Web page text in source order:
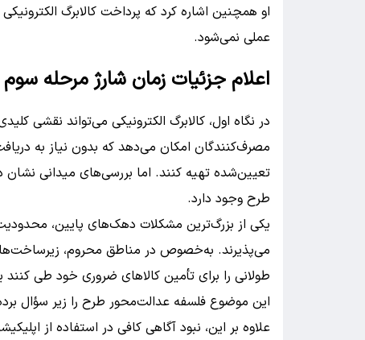
او همچنین اشاره کرد که پرداخت کالابرگ
عملی نمی‌شود.
اعلام جزئیات زمان شارژ مرحله سوم
در نگاه اول، کالابرگ الکترونیکی می‌تواند نقشی
مصرف‌کنندگان امکان می‌دهد که بدون نیاز به
تعیین‌شده تهیه کنند. اما بررسی‌های میدانی
طرح وجود دارد.
یکی از بزرگ‌ترین مشکلات دهک‌های پایین،
می‌پذیرند. به‌خصوص در مناطق محروم،
طولانی را برای تأمین کالاهای ضروری خود طی کنند
این موضوع فلسفه عدالت‌محور طرح را زیر سؤال
علاوه بر این، نبود آگاهی کافی در استفاده از